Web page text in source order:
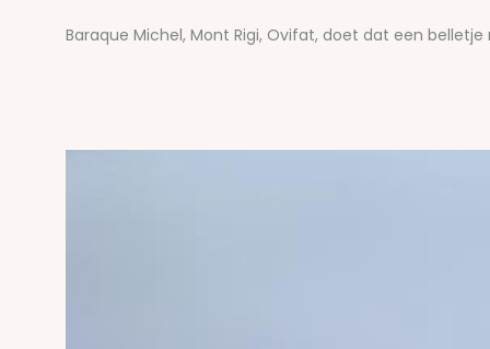
Baraque Michel, Mont Rigi, Ovifat, doet dat een belletje